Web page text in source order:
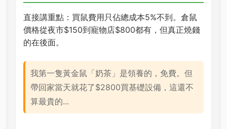
直接講重點：買鼠費用只佔總成本5%不到。倉鼠
價格從夜市$150到寵物店$800都有，但真正燒錢
的在後面。
我第一隻黃金鼠「奶茶」是領養的，免費。但
帶回家當天就花了$2800買基礎設備，這還不
算最貴的...